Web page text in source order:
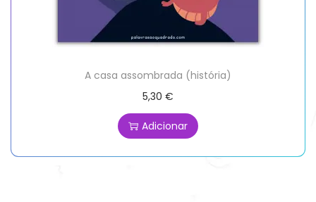
A casa assombrada (história)
5,30 €
Adicionar